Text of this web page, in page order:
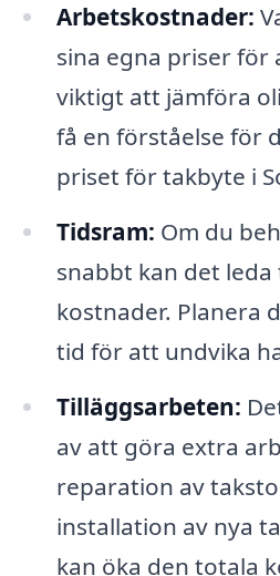
Arbetskostnader:
sina egna priser
viktigt att jämföra
få en förståelse för
priset för takbyte i
Tidsram: Om du
snabbt kan det
kostnader. Planera
tid för att undvika
Tilläggsarbeten:
av att göra extra
reparation av
installation av nya
kan öka den totala